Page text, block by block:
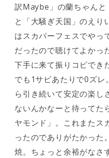
訳Maybe」の蘭ちゃんと
と「大騒ぎ天国」のえり
はスカパーフェスでやっ
だったので聴けてよかっ
下手に来て振りコピでき
でも1サビあたりで0ズ
ら引き続いて安定の楽し
ないんかなーと待ってた
ヤモンド」。これまたス
ったのでありがたかった
焼。ちょっと余裕がなさ